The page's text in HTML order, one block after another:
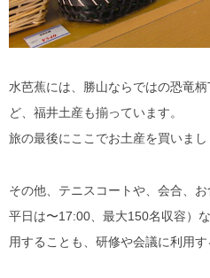
水芭蕉には、勝山ならではの恐竜
ど、福井土産も揃っています。
旅の最後にここでお土産を買いまし
その他、テニスコートや、会合、
平日は〜17:00、最大150名収容）
用することも、研修や会議に利用す